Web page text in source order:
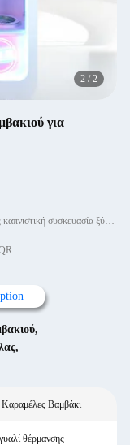
2 /2
για
Συσκευασία λεπτομέρειες: Ελαφριά συσκευασία + Χωρίς καπνιστική συσκευασία ξύλινα κουτιά
,
,
Βαμβάκι
θέρμανσης